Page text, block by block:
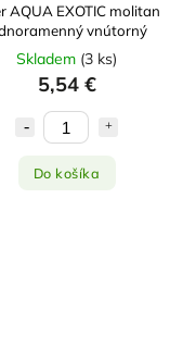
AQUA EXOTIC molitan
vnútorný
Skladem (3 ks)
5,54 €
Do košíka